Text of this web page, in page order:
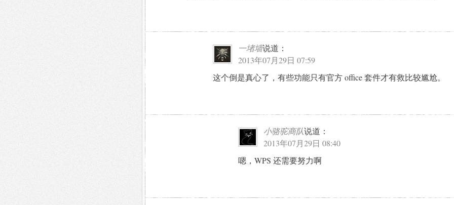
一堵墙说道：
2013年07月29日 07:59
这个倒是真心了，有些功能只有官方 office 套件才有救比较尴尬。
小骆驼商队说道：
2013年07月29日 08:40
嗯，WPS 还需要努力啊